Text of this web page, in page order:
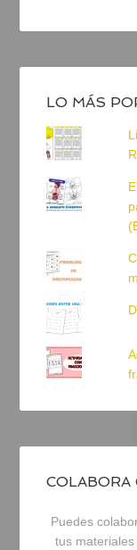
LO MÁS
Puedes
tus materiales